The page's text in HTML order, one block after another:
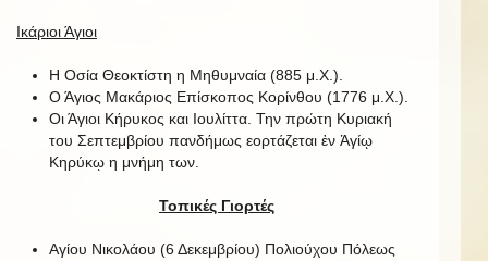
Ικάριοι Άγιοι
Η Οσία Θεοκτίστη η Μηθυμναία (885 μ.Χ.).
Ο Άγιος Μακάριος Επίσκοπος Κορίνθου (1776 μ.Χ.).
Οι Άγιοι Κήρυκος και Ιουλίττα. Την πρώτη Κυριακή
του Σεπτεμβρίου πανδήμως εορτάζεται ἐν Ἁγίῳ
Κηρύκῳ η μνήμη των.
Τοπικές Γιορτές
Αγίου Νικολάου (6 Δεκεμβρίου) Πολιούχου Πόλεως